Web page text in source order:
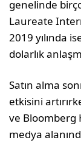
genelinde
Laureate
2019 yılında
dolarlık
Satın alma
etkisini
ve Bloomberg
medya